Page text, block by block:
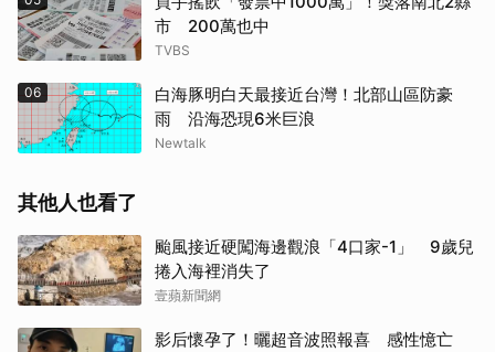
市 200萬也中
TVBS
06
白海豚明白天最接近台灣！北部山區防豪
雨 沿海恐現6米巨浪
Newtalk
其他人也看了
颱風接近硬闖海邊觀浪「4口家-1」 9歲兒
捲入海裡消失了
壹蘋新聞網
影后懷孕了！曬超音波照報喜 感性憶亡